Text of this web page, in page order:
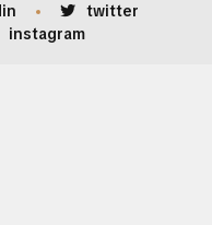
twitter
instagram